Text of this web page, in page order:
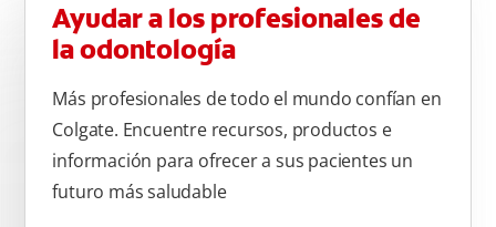
Ayudar a los profesionales de
la odontología
Más profesionales de todo el mundo confían en
Colgate. Encuentre recursos, productos e
información para ofrecer a sus pacientes un
futuro más saludable